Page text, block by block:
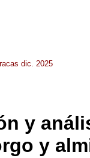
dic. 2025
y
y